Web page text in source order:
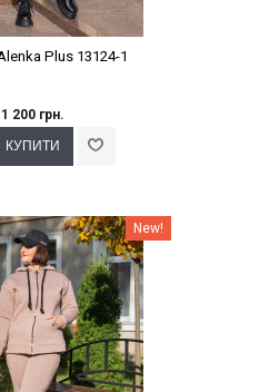
Plus 13124-1
1 200 грн.
Варіант з % New!